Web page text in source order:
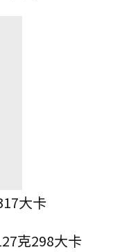
大卡
克298大卡